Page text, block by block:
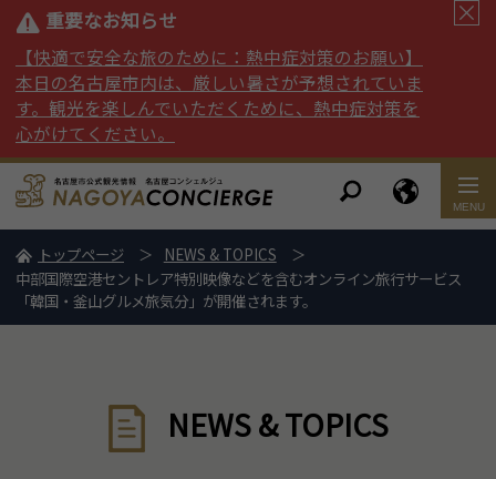
重要なお知らせ
【快適で安全な旅のために：熱中症対策のお願い】
本日の名古屋市内は、厳しい暑さが予想されていま
す。観光を楽しんでいただくために、熱中症対策を
心がけてください。
トップページ
NEWS & TOPICS
中部国際空港セントレア特別映像などを含むオンライン旅行サービス
「韓国・釜山グルメ旅気分」が開催されます。
NEWS & TOPICS